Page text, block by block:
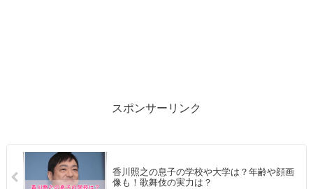
スポンサーリンク
香川照之の息子の学校や大学は？年齢や顔画
像も！歌舞伎の実力は？